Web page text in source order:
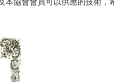
協會會員可以供應的技術，